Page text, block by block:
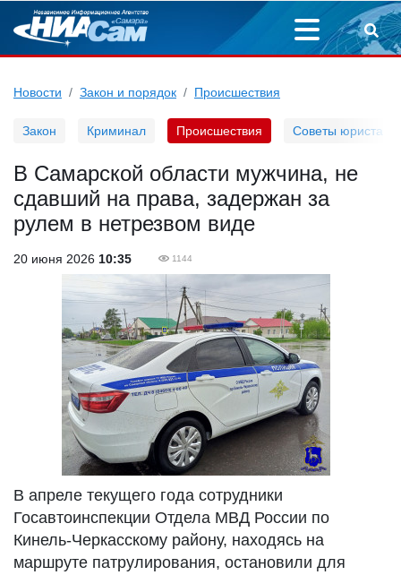
Новости Закон и порядок Происшествия
Закон Криминал Происшествия Советы юриста
В Самарской области мужчина, не
сдавший на права, задержан за
рулем в нетрезвом виде
20 июня 2026 10:35 1144
В апреле текущего года сотрудники
Госавтоинспекции Отдела МВД России по
Кинель-Черкасскому району, находясь на
маршруте патрулирования, остановили для